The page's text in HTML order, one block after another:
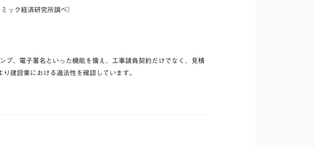
ック経済研究所調べ）
プ、電子署名といった機能を備え、工事請負契約だけでなく、見積
建設業における適法性を確認しています。